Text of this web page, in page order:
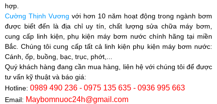
hợp.​
Cường Thịnh Vương với hơn 10 năm hoạt động trong ngành bơm
được biết đến là địa chỉ uy tín, chất lượng sửa chữa máy bơm,
cung cấp linh kiện, phụ kiện máy bơm nước chính hãng tại miền
Bắc. Chúng tôi cung cấp tất cả linh kiện phụ kiện máy bơm nước:
Cánh, ốp, buồng, bạc, trục, phớt,...
Quý khách hàng đang cần mua hàng, liên hệ với chúng tôi để được
tư vấn kỹ thuật và báo giá:
Hotline: 0989 490 236 - 0975 135 635 - 0936 995 663
Email: Maybomnuoc24h@gmail.com